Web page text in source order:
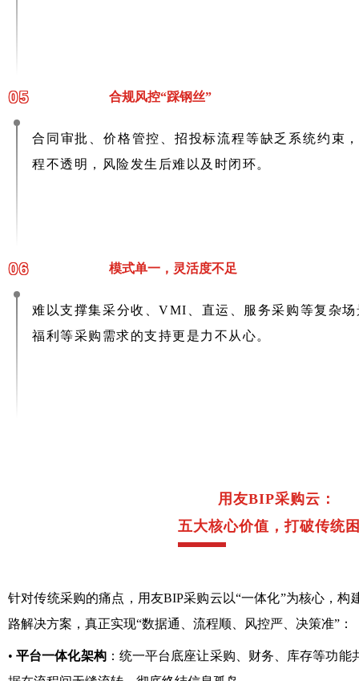
05 合规风控“踩钢丝”
合同审批、价格管控、招投标流程等缺乏系统约束
程不透明，风险发生后难以及时闭环。
06 模式单一，灵活度不足
难以支撑集采分收、VMI、直运、服务采购等复杂
福利等采购需求的支持更是力不从心。
用友BIP采购云：
五大核心价值，打破传统
针对传统采购的痛点，用友BIP采购云以“一体化”为核心，构
路解决方案，真正实现“数据通、流程顺、风控严、决策准”：
•平台一体化架构：统一平台底座让采购、财务、库存等功能